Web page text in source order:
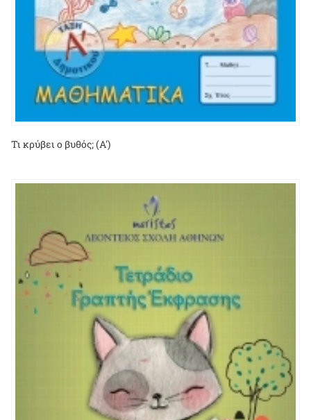
Τι κρύβει ο βυθός; (Α')